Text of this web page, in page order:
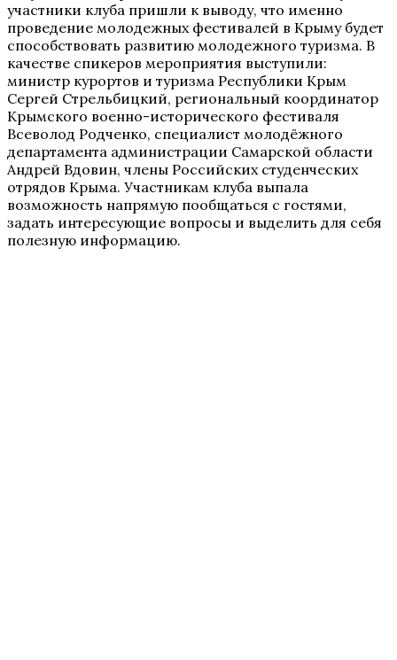
участники клуба пришли к выводу, что именно
проведение молодежных фестивалей в Крыму будет
способствовать развитию молодежного туризма. В
качестве спикеров мероприятия выступили:
министр курортов и туризма Республики Крым
Сергей Стрельбицкий, региональный координатор
Крымского военно-исторического фестиваля
Всеволод Родченко, специалист молодёжного
департамента администрации Самарской области
Андрей Вдовин, члены Российских студенческих
отрядов Крыма. Участникам клуба выпала
возможность напрямую пообщаться с гостями,
задать интересующие вопросы и выделить для себя
полезную информацию.